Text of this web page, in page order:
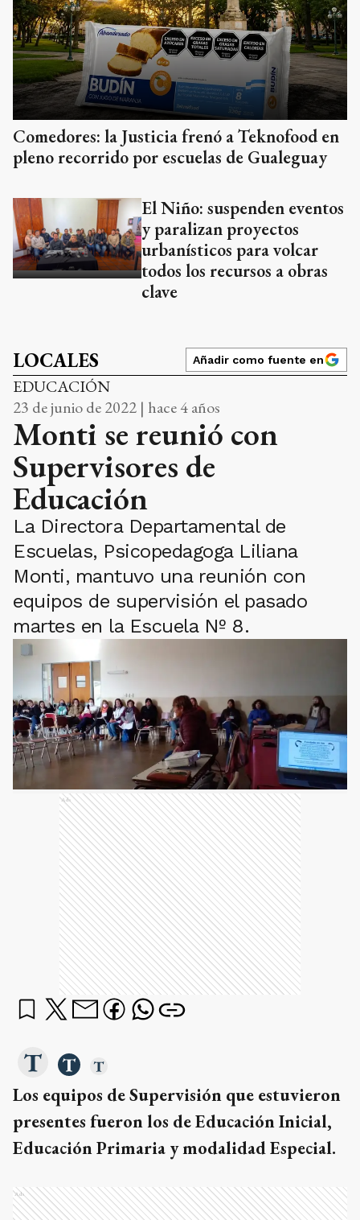
Comedores: la Justicia frenó a Teknofood en
pleno recorrido por escuelas de Gualeguay
El Niño: suspenden eventos
y paralizan proyectos
urbanísticos para volcar
todos los recursos a obras
clave
LOCALES Añadir como fuente en
EDUCACIÓN
23 de junio de 2022 | hace 4 años
Monti se reunió con
Supervisores de
Educación
La Directora Departamental de
Escuelas, Psicopedagoga Liliana
Monti, mantuvo una reunión con
equipos de supervisión el pasado
martes en la Escuela Nº 8.
Ads
Los equipos de Supervisión que estuvieron
presentes fueron los de Educación Inicial,
Educación Primaria y modalidad Especial.
Ads